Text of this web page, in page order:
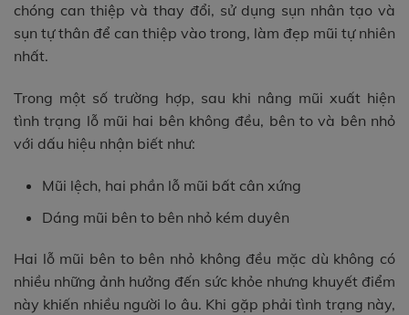
chóng can thiệp và thay đổi, sử dụng sụn nhân tạo và
sụn tự thân để can thiệp vào trong, làm đẹp mũi tự nhiên
nhất.
Trong một số trường hợp, sau khi nâng mũi xuất hiện
tình trạng lỗ mũi hai bên không đều, bên to và bên nhỏ
với dấu hiệu nhận biết như:
Mũi lệch, hai phần lỗ mũi bất cân xứng
Dáng mũi bên to bên nhỏ kém duyên
Hai lỗ mũi bên to bên nhỏ không đều mặc dù không có
nhiều những ảnh hưởng đến sức khỏe nhưng khuyết điểm
này khiến nhiều người lo âu. Khi gặp phải tình trạng này,